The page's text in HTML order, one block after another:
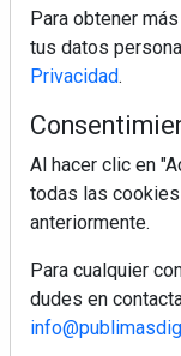
consumo, canal
tiendas
pequeño
PÁGINAS
Suscripciones
Política de
Política de Cookies
Política de Redes
Para obtener
tus datos
Privacidad.
Al hacer clic en
todas las
anteriormente.
Para cualquier
dudes en